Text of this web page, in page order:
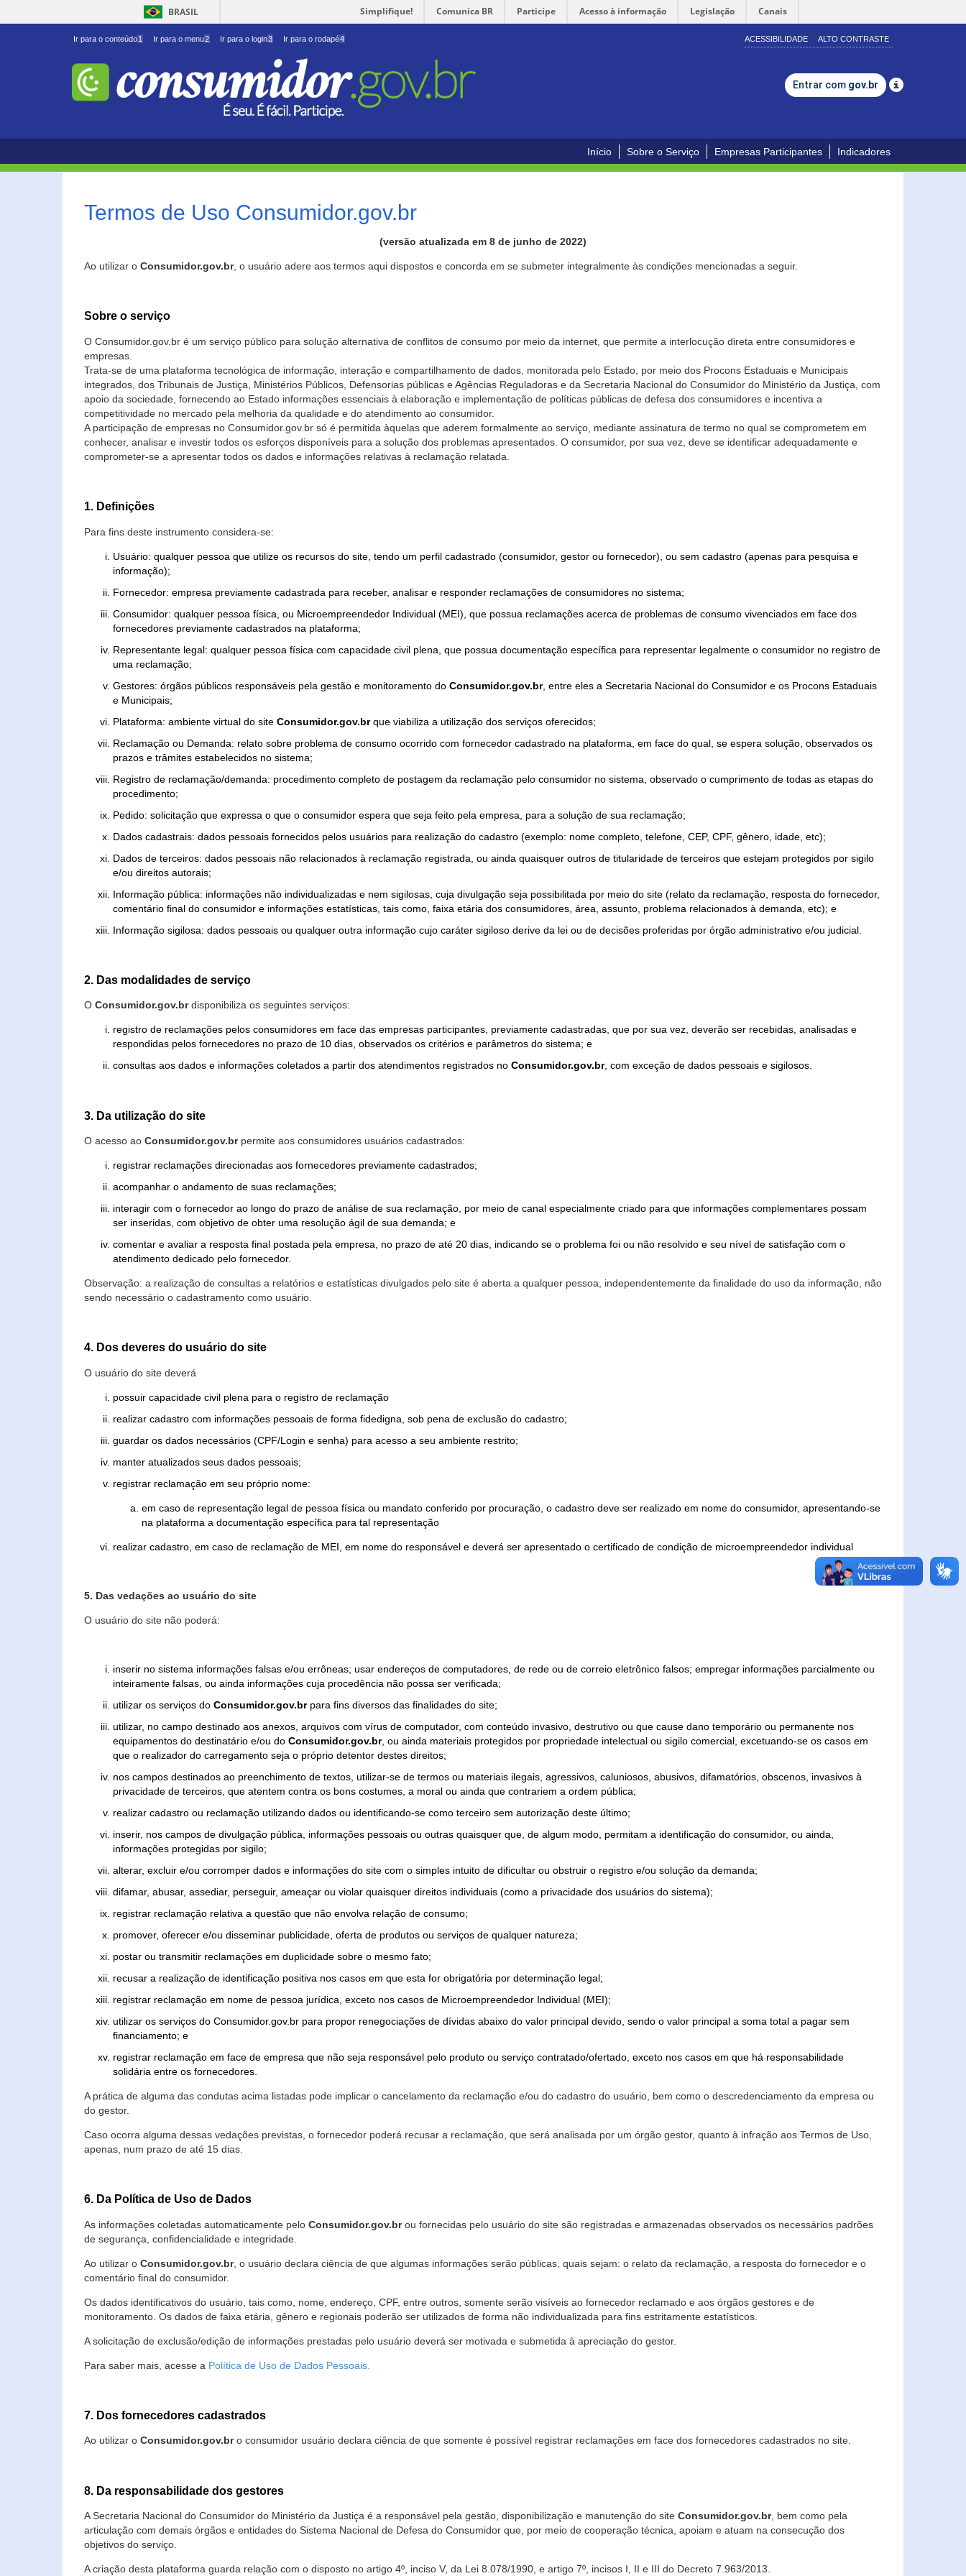
BRASIL Simplifique! Comunica BR Participe Acesso à informação Legislação Canais
Ir para o conteúdo1 Ir para o menu2 Ir para o login3 Ir para o rodapé4 ACESSIBILIDADE ALTO CONTRASTE
Entrar com gov.br
Início Sobre o Serviço Empresas Participantes Indicadores
Termos de Uso Consumidor.gov.br
(versão atualizada em 8 de junho de 2022)
Ao utilizar o Consumidor.gov.br, o usuário adere aos termos aqui dispostos e concorda em se submeter integralmente às condições mencionadas a seguir.
Sobre o serviço
O Consumidor.gov.br é um serviço público para solução alternativa de conflitos de consumo por meio da internet, que permite a interlocução direta entre consumidores e
empresas.
Trata-se de uma plataforma tecnológica de informação, interação e compartilhamento de dados, monitorada pelo Estado, por meio dos Procons Estaduais e Municipais
integrados, dos Tribunais de Justiça, Ministérios Públicos, Defensorias públicas e Agências Reguladoras e da Secretaria Nacional do Consumidor do Ministério da Justiça, com
apoio da sociedade, fornecendo ao Estado informações essenciais à elaboração e implementação de políticas públicas de defesa dos consumidores e incentiva a
competitividade no mercado pela melhoria da qualidade e do atendimento ao consumidor.
A participação de empresas no Consumidor.gov.br só é permitida àquelas que aderem formalmente ao serviço, mediante assinatura de termo no qual se comprometem em
conhecer, analisar e investir todos os esforços disponíveis para a solução dos problemas apresentados. O consumidor, por sua vez, deve se identificar adequadamente e
comprometer-se a apresentar todos os dados e informações relativas à reclamação relatada.
1. Definições
Para fins deste instrumento considera-se:
Usuário: qualquer pessoa que utilize os recursos do site, tendo um perfil cadastrado (consumidor, gestor ou fornecedor), ou sem cadastro (apenas para pesquisa e
informação);
Fornecedor: empresa previamente cadastrada para receber, analisar e responder reclamações de consumidores no sistema;
Consumidor: qualquer pessoa física, ou Microempreendedor Individual (MEI), que possua reclamações acerca de problemas de consumo vivenciados em face dos
fornecedores previamente cadastrados na plataforma;
Representante legal: qualquer pessoa física com capacidade civil plena, que possua documentação específica para representar legalmente o consumidor no registro de
uma reclamação;
Gestores: órgãos públicos responsáveis pela gestão e monitoramento do Consumidor.gov.br, entre eles a Secretaria Nacional do Consumidor e os Procons Estaduais
e Municipais;
Plataforma: ambiente virtual do site Consumidor.gov.brque viabiliza a utilização dos serviços oferecidos;
Reclamação ou Demanda: relato sobre problema de consumo ocorrido com fornecedor cadastrado na plataforma, em face do qual, se espera solução, observados os
prazos e trâmites estabelecidos no sistema;
Registro de reclamação/demanda: procedimento completo de postagem da reclamação pelo consumidor no sistema, observado o cumprimento de todas as etapas do
procedimento;
Pedido: solicitação que expressa o que o consumidor espera que seja feito pela empresa, para a solução de sua reclamação;
Dados cadastrais: dados pessoais fornecidos pelos usuários para realização do cadastro (exemplo: nome completo, telefone, CEP, CPF, gênero, idade, etc);
Dados de terceiros: dados pessoais não relacionados à reclamação registrada, ou ainda quaisquer outros de titularidade de terceiros que estejam protegidos por sigilo
e/ou direitos autorais;
Informação pública: informações não individualizadas e nem sigilosas, cuja divulgação seja possibilitada por meio do site (relato da reclamação, resposta do fornecedor,
comentário final do consumidor e informações estatísticas, tais como, faixa etária dos consumidores, área, assunto, problema relacionados à demanda, etc); e
Informação sigilosa: dados pessoais ou qualquer outra informação cujo caráter sigiloso derive da lei ou de decisões proferidas por órgão administrativo e/ou judicial.
2. Das modalidades de serviço
O Consumidor.gov.brdisponibiliza os seguintes serviços:
registro de reclamações pelos consumidores em face das empresas participantes, previamente cadastradas, que por sua vez, deverão ser recebidas, analisadas e
respondidas pelos fornecedores no prazo de 10 dias, observados os critérios e parâmetros do sistema; e
consultas aos dados e informações coletados a partir dos atendimentos registrados no Consumidor.gov.br, com exceção de dados pessoais e sigilosos.
3. Da utilização do site
O acesso ao Consumidor.gov.brpermite aos consumidores usuários cadastrados:
registrar reclamações direcionadas aos fornecedores previamente cadastrados;
acompanhar o andamento de suas reclamações;
interagir com o fornecedor ao longo do prazo de análise de sua reclamação, por meio de canal especialmente criado para que informações complementares possam
ser inseridas, com objetivo de obter uma resolução ágil de sua demanda; e
comentar e avaliar a resposta final postada pela empresa, no prazo de até 20 dias, indicando se o problema foi ou não resolvido e seu nível de satisfação com o
atendimento dedicado pelo fornecedor.
Observação: a realização de consultas a relatórios e estatísticas divulgados pelo site é aberta a qualquer pessoa, independentemente da finalidade do uso da informação, não
sendo necessário o cadastramento como usuário.
4. Dos deveres do usuário do site
O usuário do site deverá
possuir capacidade civil plena para o registro de reclamação
realizar cadastro com informações pessoais de forma fidedigna, sob pena de exclusão do cadastro;
guardar os dados necessários (CPF/Login e senha) para acesso a seu ambiente restrito;
manter atualizados seus dados pessoais;
registrar reclamação em seu próprio nome:
em caso de representação legal de pessoa física ou mandato conferido por procuração, o cadastro deve ser realizado em nome do consumidor, apresentando-se
na plataforma a documentação específica para tal representação
realizar cadastro, em caso de reclamação de MEI, em nome do responsável e deverá ser apresentado o certificado de condição de microempreendedor individual
5. Das vedações ao usuário do site
O usuário do site não poderá:
inserir no sistema informações falsas e/ou errôneas; usar endereços de computadores, de rede ou de correio eletrônico falsos; empregar informações parcialmente ou
inteiramente falsas, ou ainda informações cuja procedência não possa ser verificada;
utilizar os serviços do Consumidor.gov.brpara fins diversos das finalidades do site;
utilizar, no campo destinado aos anexos, arquivos com vírus de computador, com conteúdo invasivo, destrutivo ou que cause dano temporário ou permanente nos
equipamentos do destinatário e/ou do Consumidor.gov.br, ou ainda materiais protegidos por propriedade intelectual ou sigilo comercial, excetuando-se os casos em
que o realizador do carregamento seja o próprio detentor destes direitos;
nos campos destinados ao preenchimento de textos, utilizar-se de termos ou materiais ilegais, agressivos, caluniosos, abusivos, difamatórios, obscenos, invasivos à
privacidade de terceiros, que atentem contra os bons costumes, a moral ou ainda que contrariem a ordem pública;
realizar cadastro ou reclamação utilizando dados ou identificando-se como terceiro sem autorização deste último;
inserir, nos campos de divulgação pública, informações pessoais ou outras quaisquer que, de algum modo, permitam a identificação do consumidor, ou ainda,
informações protegidas por sigilo;
alterar, excluir e/ou corromper dados e informações do site com o simples intuito de dificultar ou obstruir o registro e/ou solução da demanda;
difamar, abusar, assediar, perseguir, ameaçar ou violar quaisquer direitos individuais (como a privacidade dos usuários do sistema);
registrar reclamação relativa a questão que não envolva relação de consumo;
promover, oferecer e/ou disseminar publicidade, oferta de produtos ou serviços de qualquer natureza;
postar ou transmitir reclamações em duplicidade sobre o mesmo fato;
recusar a realização de identificação positiva nos casos em que esta for obrigatória por determinação legal;
registrar reclamação em nome de pessoa jurídica, exceto nos casos de Microempreendedor Individual (MEI);
utilizar os serviços do Consumidor.gov.br para propor renegociações de dívidas abaixo do valor principal devido, sendo o valor principal a soma total a pagar sem
financiamento; e
registrar reclamação em face de empresa que não seja responsável pelo produto ou serviço contratado/ofertado, exceto nos casos em que há responsabilidade
solidária entre os fornecedores.
A prática de alguma das condutas acima listadas pode implicar o cancelamento da reclamação e/ou do cadastro do usuário, bem como o descredenciamento da empresa ou
do gestor.
Caso ocorra alguma dessas vedações previstas, o fornecedor poderá recusar a reclamação, que será analisada por um órgão gestor, quanto à infração aos Termos de Uso,
apenas, num prazo de até 15 dias.
6. Da Política de Uso de Dados
As informações coletadas automaticamente pelo Consumidor.gov.brou fornecidas pelo usuário do site são registradas e armazenadas observados os necessários padrões
de segurança, confidencialidade e integridade.
Ao utilizar o Consumidor.gov.br, o usuário declara ciência de que algumas informações serão públicas, quais sejam: o relato da reclamação, a resposta do fornecedor e o
comentário final do consumidor.
Os dados identificativos do usuário, tais como, nome, endereço, CPF, entre outros, somente serão visíveis ao fornecedor reclamado e aos órgãos gestores e de
monitoramento. Os dados de faixa etária, gênero e regionais poderão ser utilizados de forma não individualizada para fins estritamente estatísticos.
A solicitação de exclusão/edição de informações prestadas pelo usuário deverá ser motivada e submetida à apreciação do gestor.
Para saber mais, acesse a Política de Uso de Dados Pessoais.
7. Dos fornecedores cadastrados
Ao utilizar o Consumidor.gov.bro consumidor usuário declara ciência de que somente é possível registrar reclamações em face dos fornecedores cadastrados no site.
8. Da responsabilidade dos gestores
A Secretaria Nacional do Consumidor do Ministério da Justiça é a responsável pela gestão, disponibilização e manutenção do site Consumidor.gov.br, bem como pela
articulação com demais órgãos e entidades do Sistema Nacional de Defesa do Consumidor que, por meio de cooperação técnica, apoiam e atuam na consecução dos
objetivos do serviço.
A criação desta plataforma guarda relação com o disposto no artigo 4º, inciso V, da Lei 8.078/1990, e artigo 7º, incisos I, II e III do Decreto 7.963/2013.